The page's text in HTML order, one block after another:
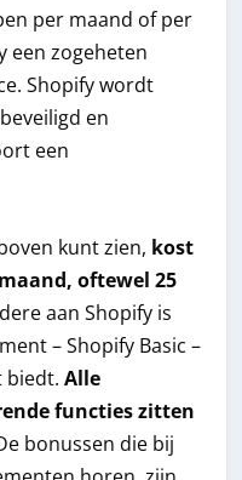
per maand of per
een zogeheten
Shopify wordt
en
een
kunt zien, kost
oftewel 25
aan Shopify is
– Shopify Basic –
biedt.Alle
functies zitten
bonussen die bij